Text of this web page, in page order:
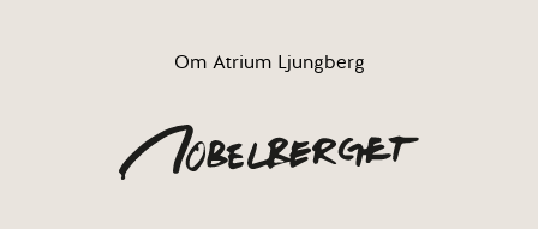
Om Atrium Ljungberg